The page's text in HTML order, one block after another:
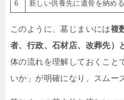
6 新しい供養先に遺骨を納める
このように、墓じまいには複
者、行政、石材店、改葬先）
体の流れを理解しておくこと
いか」が明確になり、スムー